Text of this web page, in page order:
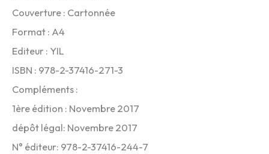
Couverture : Cartonnée
Format : A4
Editeur : YIL
ISBN : 978-2-37416-271-3
Compléments :
1ère édition : Novembre 2017
dépôt légal: Novembre 2017
N° éditeur: 978-2-37416-244-7